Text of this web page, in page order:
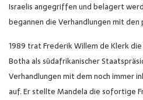
Israelis angegriffen und belagert
begannen die Verhandlungen mit den
1989 trat Frederik Willem de Klerk
Botha als südafrikanischer
Verhandlungen mit dem noch immer
auf. Er stellte Mandela die sofortige